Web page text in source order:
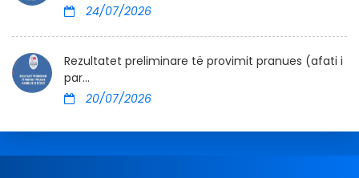
24/07/2026
Rezultatet preliminare të provimit pranues (afati i
par...
20/07/2026